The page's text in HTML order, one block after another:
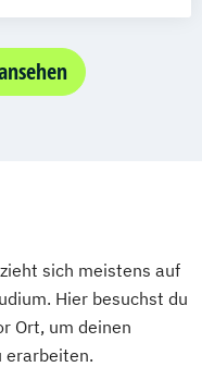
EN)
sich meistens auf
Hier besuchst du
Ort, um deinen
erarbeiten.